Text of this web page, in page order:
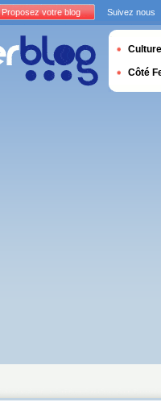
Proposez votre blog Suivez nous
Culture
Côté